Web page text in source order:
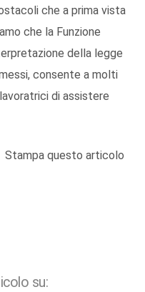
che a prima vista
che la Funzione
della legge
consente a molti
di assistere
Stampa questo articolo
su: